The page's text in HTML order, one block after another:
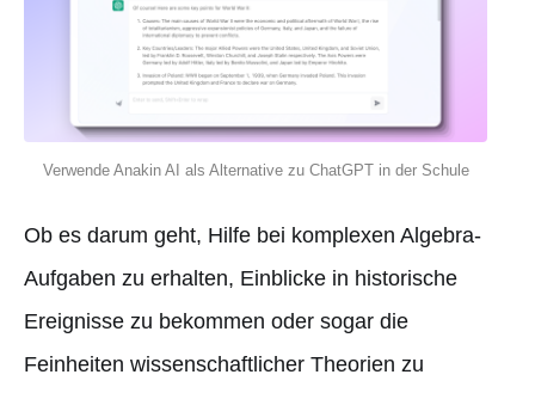
Verwende Anakin AI als Alternative zu ChatGPT in der Schule
Ob es darum geht, Hilfe bei komplexen Algebra-
Aufgaben zu erhalten, Einblicke in historische
Ereignisse zu bekommen oder sogar die
Feinheiten wissenschaftlicher Theorien zu